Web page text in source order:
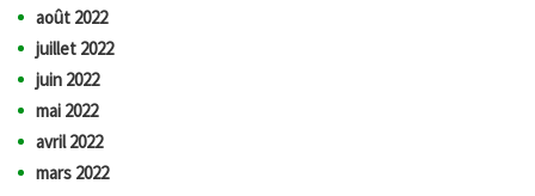
août 2022
juillet 2022
juin 2022
mai 2022
avril 2022
mars 2022